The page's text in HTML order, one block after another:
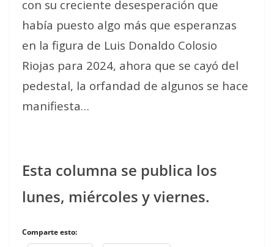
con su creciente desesperación que
había puesto algo más que esperanzas
en la figura de Luis Donaldo Colosio
Riojas para 2024, ahora que se cayó del
pedestal, la orfandad de algunos se hace
manifiesta…
Esta columna se publica los
lunes, miércoles y viernes.
Comparte esto: